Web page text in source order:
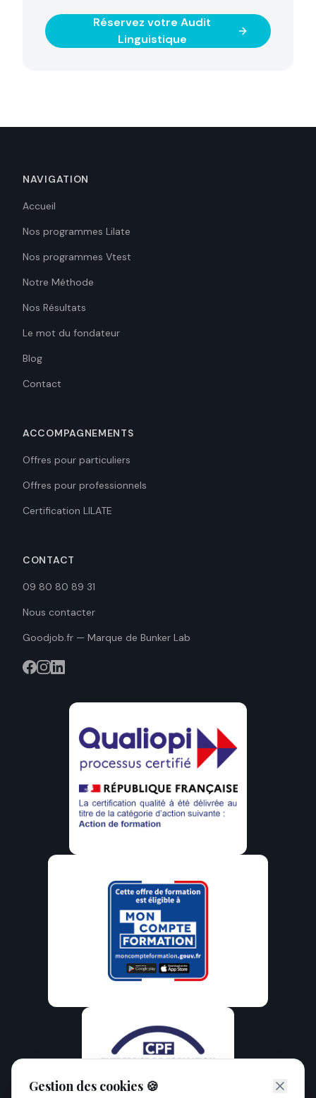
Réservez votre Audit
Linguistique
NAVIGATION
Accueil
Nos programmes Lilate
Nos programmes Vtest
Notre Méthode
Nos Résultats
Le mot du fondateur
Blog
Contact
ACCOMPAGNEMENTS
Offres pour particuliers
Offres pour professionnels
Certification LILATE
CONTACT
09 80 80 89 31
Nous contacter
Goodjob.fr — Marque de Bunker Lab
Gestion des cookies 🍪